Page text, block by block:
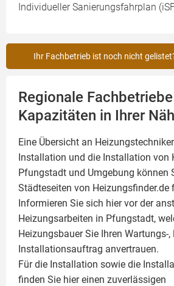
Individueller Sanierungsfahrplan
Ihr Fachbetrieb ist noch nicht
Regionale
Kapazitäten in Ihrer
Eine Übersicht an
Installation und die Installation von
Pfungstadt und Umgebung können
Städteseiten von Heizungsfinder.de
Informieren Sie sich hier vor der
Heizungsarbeiten in Pfungstadt,
Heizungsbauer Sie Ihren Wartungs-,
Installationsauftrag anvertrauen.
Für die Installation sowie die
finden Sie hier einen zuverlässigen